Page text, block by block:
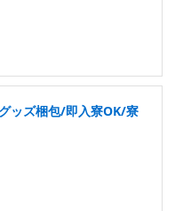
ッズ梱包/即入寮OK/寮